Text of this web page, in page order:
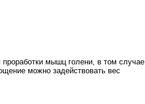
мышц голени, в том случае
можно задействовать вес